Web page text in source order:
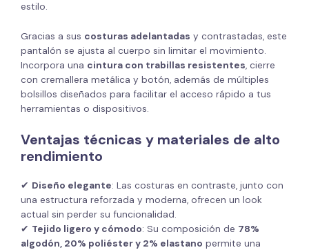
estilo.
Gracias a sus costuras adelantadas y contrastadas, este
pantalón se ajusta al cuerpo sin limitar el movimiento.
Incorpora una cintura con trabillas resistentes, cierre
con cremallera metálica y botón, además de múltiples
bolsillos diseñados para facilitar el acceso rápido a tus
herramientas o dispositivos.
Ventajas técnicas y materiales de alto
rendimiento
✔ Diseño elegante: Las costuras en contraste, junto con
una estructura reforzada y moderna, ofrecen un look
actual sin perder su funcionalidad.
✔ Tejido ligero y cómodo: Su composición de 78%
algodón, 20% poliéster y 2% elastano permite una